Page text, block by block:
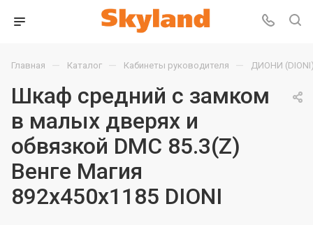
Главная — Каталог — Кабинеты руководителя — ДИОНИ
Шкаф средний с замком
в малых дверях и
обвязкой DMC 85.3(Z)
Венге Магия
892х450х1185 DIONI